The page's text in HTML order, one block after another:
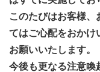
このたびはお客様、
てはご心配をおかけ
お願いいたします。
今後も更なる注意喚